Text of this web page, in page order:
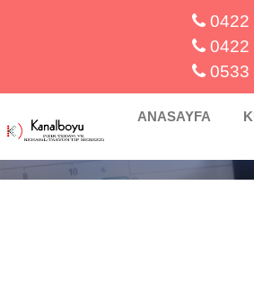
0422
0422
0533
ANASAYFA